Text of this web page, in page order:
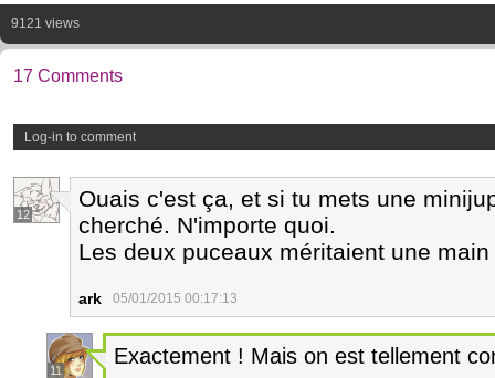
9121 views
17 Comments
Log-in to comment
12
Ouais c'est ça, et si tu mets une
cherché. N'importe quoi.
Les deux puceaux méritaient une
ark 05/01/2015 00:17:13
11
Exactement ! Mais on est tellement